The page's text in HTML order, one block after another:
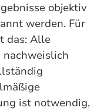
objektiv
werden. Für
das: Alle
ist notwendig,